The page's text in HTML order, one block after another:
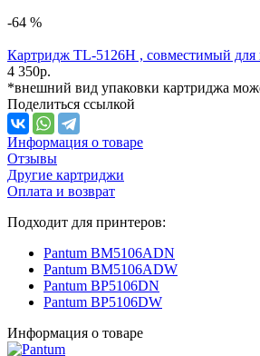
-64 %
Картридж TL-5126H , совместимый для
4 350р.
*внешний вид упаковки картриджа
Поделиться ссылкой
Информация о товаре
Отзывы
Другие картриджи
Оплата и возврат
Подходит для принтеров:
Pantum BM5106ADN
Pantum BM5106ADW
Pantum BP5106DN
Pantum BP5106DW
Информация о товаре